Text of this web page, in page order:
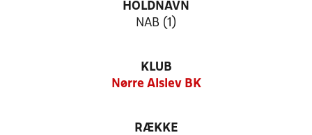
HOLDNAVN
NAB (1)
KLUB
Nørre Alslev BK
RÆKKE